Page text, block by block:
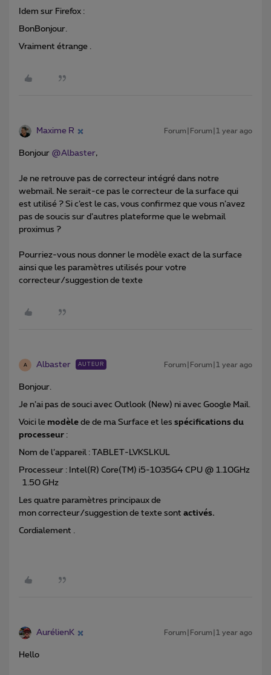
Idem sur Firefox :
BonBonjour.
Vraiment étrange .
Maxime R Forum|Forum|1 year ago
Bonjour @Albaster,
Je ne retrouve pas de correcteur intégré dans notre
webmail. Ne serait-ce pas le correcteur de la surface qui
est utilisé ? Si c’est le cas, vous confirmez que vous n’avez
pas de soucis sur d’autres plateforme que le webmail
proximus ?
Pourriez-vous nous donner le modèle exact de la surface
ainsi que les paramètres utilisés pour votre
correcteur/suggestion de texte
A Albaster AUTEUR Forum|Forum|1 year ago
Bonjour.
Je n’ai pas de souci avec Outlook (New) ni avec Google Mail.
Voici le modèle de de ma Surface et les spécifications du
processeur :
Nom de l’appareil : TABLET-LVKSLKUL
Processeur : Intel(R) Core(TM) i5-1035G4 CPU @ 1.10GHz
1.50 GHz
Les quatre paramètres principaux de
mon correcteur/suggestion de texte sont activés.
Cordialement .
AurélienK Forum|Forum|1 year ago
Hello